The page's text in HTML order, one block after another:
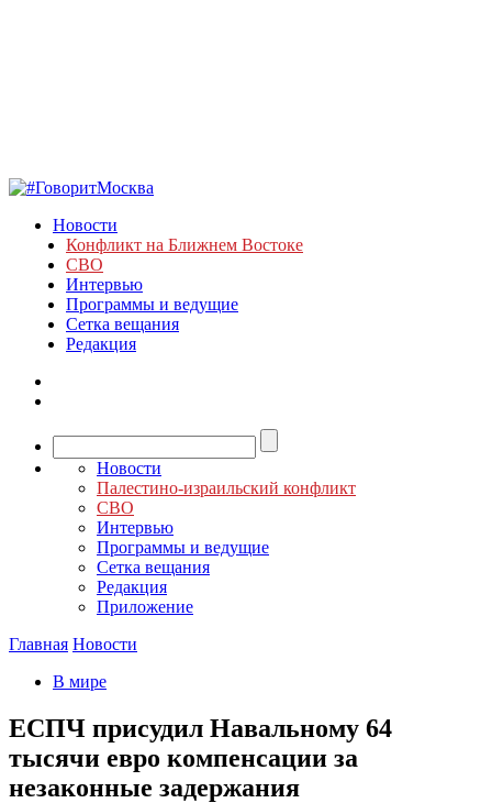
Новости
Конфликт на Ближнем Востоке
СВО
Интервью
Программы и ведущие
Сетка вещания
Редакция
Новости
Палестино-израильский конфликт
СВО
Интервью
Программы и ведущие
Сетка вещания
Редакция
Приложение
Главная Новости
В мире
ЕСПЧ присудил Навальному 64
тысячи евро компенсации за
незаконные задержания